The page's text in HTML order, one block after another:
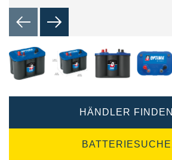
HÄNDLER FINDEN
BATTERIESUCHE